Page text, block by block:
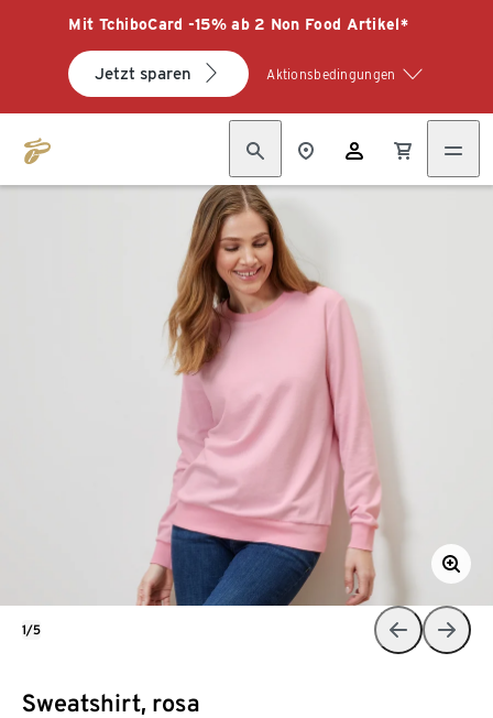
Mit TchiboCard -15% ab 2 Non Food Artikel*
Jetzt sparen Aktionsbedingungen
Sweatshirt, rosa
1/5